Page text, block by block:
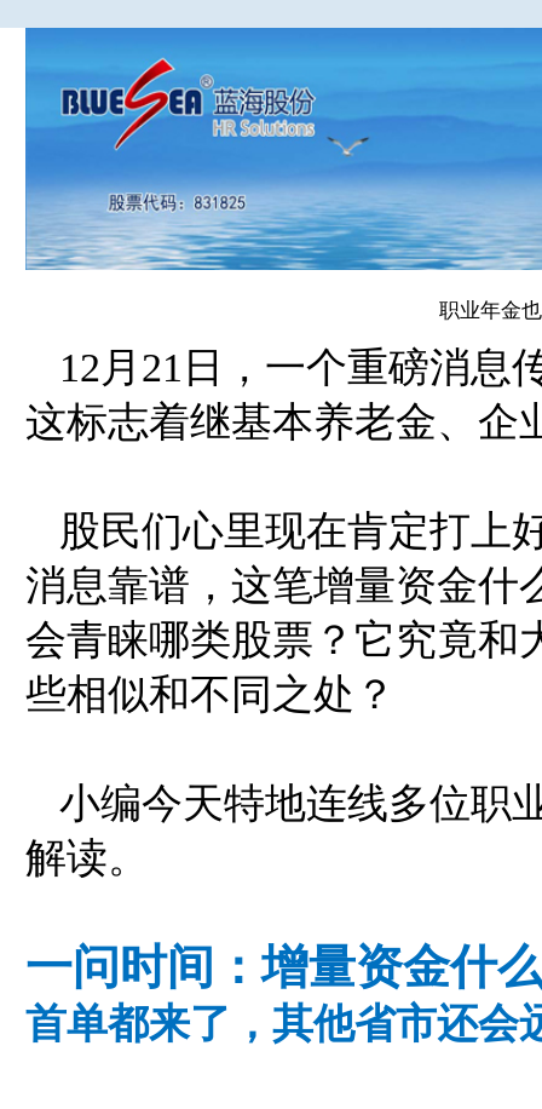
职业年金
12月21日，一个重磅消息
这标志着继基本养老金、企
股民们心里现在肯定打上
消息靠谱，这笔增量资金什
会青睐哪类股票？它究竟和
些相似和不同之处？
小编今天特地连线多位职
解读。
一问时间：增量资金什
首单都来了，其他省市还会